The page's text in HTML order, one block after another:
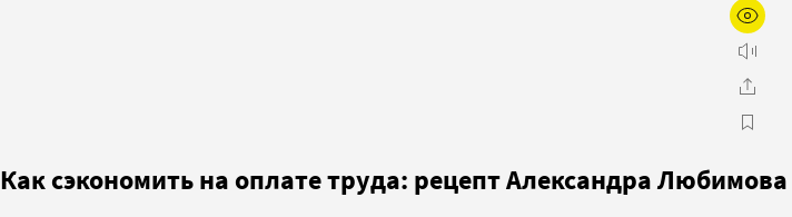
Как сэкономить на оплате труда: рецепт Александра Любимова